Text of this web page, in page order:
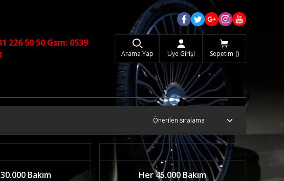
226 50 50 Gsm: 0539
Arama Yap Üye Girişi Sepetim
Bakım Her 45.000 Bakım